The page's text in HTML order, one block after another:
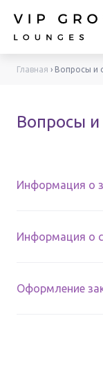
Главная › Вопросы и
Вопросы
Информация о
Информация о
Оформление